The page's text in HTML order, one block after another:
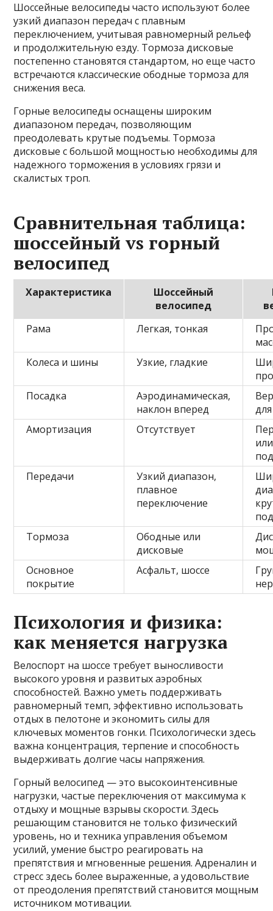
Шоссейные велосипеды часто используют более
узкий диапазон передач с плавным
переключением, учитывая равномерный рельеф
и продолжительную езду. Тормоза дисковые
постепенно становятся стандартом, но еще часто
встречаются классические ободные тормоза для
снижения веса.
Горные велосипеды оснащены широким
диапазоном передач, позволяющим
преодолевать крутые подъемы. Тормоза
дисковые с большой мощностью необходимы для
надежного торможения в условиях грязи и
скалистых троп.
Сравнительная таблица:
шоссейный vs горный
велосипед
Характеристика
Шоссейный
велосипед
Рама
Легкая, тонкая
Колеса и шины
Узкие, гладкие
Посадка
Аэродинамическая,
наклон вперед
Амортизация
Отсутствует
Передачи
Узкий диапазон,
плавное
переключение
Тормоза
Ободные или
дисковые
Основное
покрытие
Асфальт, шоссе
Психология и физика:
как меняется нагрузка
Велоспорт на шоссе требует выносливости
высокого уровня и развитых аэробных
способностей. Важно уметь поддерживать
равномерный темп, эффективно использовать
отдых в пелотоне и экономить силы для
ключевых моментов гонки. Психологически здесь
важна концентрация, терпение и способность
выдерживать долгие часы напряжения.
Горный велосипед — это высокоинтенсивные
нагрузки, частые переключения от максимума к
отдыху и мощные взрывы скорости. Здесь
решающим становится не только физический
уровень, но и техника управления объемом
усилий, умение быстро реагировать на
препятствия и мгновенные решения. Адреналин и
стресс здесь более выраженные, а удовольствие
от преодоления препятствий становится мощным
источником мотивации.